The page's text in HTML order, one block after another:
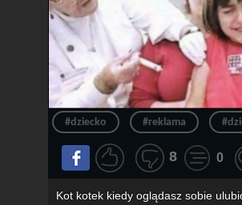
#dziecko #reklama
8 0
Kot kotek kiedy oglądasz sobie